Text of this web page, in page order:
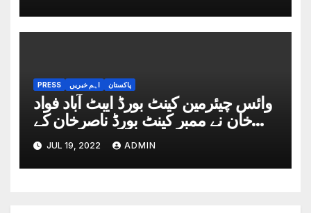
PRESS اہم خبریں پاکستان
وائس چیئرمین کینٹ بورڈ ایبٹ آباد فواد
خان نے ممبر کینٹ بورڈ ناصرخان کے
ہمراہ چیئرمین باسط خان جدون کی
دعوت پر کینٹ بورڈ حویلیاں کا دورہ
JUL 19, 2022 ADMIN